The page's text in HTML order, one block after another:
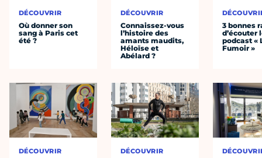
DÉCOUVRIR
Où donner son
sang à Paris cet
été ?
DÉCOUVRIR
DÉCOUVRIR
Connaissez-vous
l’histoire des
amants maudits,
Héloïse et
Abélard ?
DÉCOUVRIR
3 bonnes
d’écouter
podcast «
Fumoir »